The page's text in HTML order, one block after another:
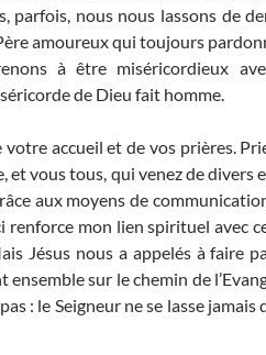
parfois, nous nous lassons de
amoureux qui toujours
à être miséricordieux
de Dieu fait homme.
accueil et de vos prières.
et vous tous, qui venez de divers
aux moyens de
renforce mon lien spirituel avec
Jésus nous a appelés à faire
sur le chemin de
: le Seigneur ne se lasse jamais